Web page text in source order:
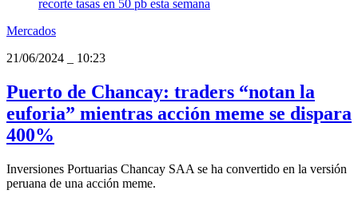
Mercados
21/06/2024
10:23
Puerto de Chancay: traders “notan la
euforia” mientras acción meme se dispara
400%
Inversiones Portuarias Chancay SAA se ha convertido en la versión
peruana de una acción meme.